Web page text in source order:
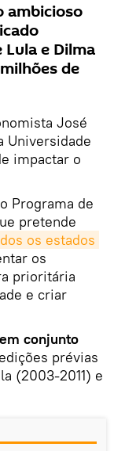
ambicioso
e Dilma
de
José
Universidade
impactar o
Programa de
pretende
os estados
os
prioritária
e criar
conjunto
prévias
(2003-2011) e